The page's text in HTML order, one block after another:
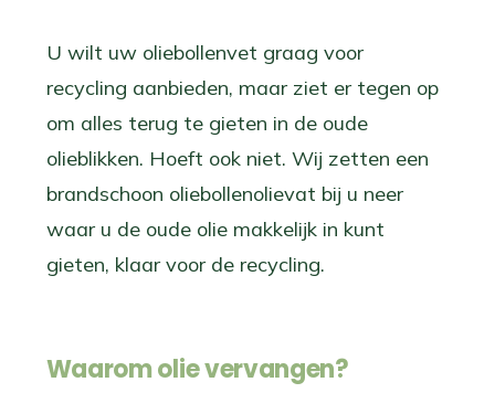
U wilt uw oliebollenvet graag voor
recycling aanbieden, maar ziet er tegen op
om alles terug te gieten in de oude
olieblikken. Hoeft ook niet. Wij zetten een
brandschoon oliebollenolievat bij u neer
waar u de oude olie makkelijk in kunt
gieten, klaar voor de recycling.
Waarom olie vervangen?